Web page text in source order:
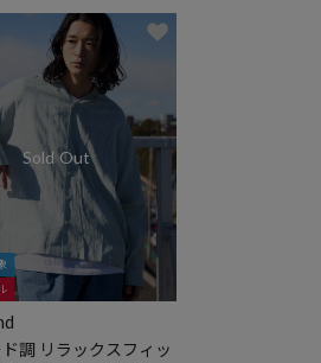
調 リラックスフィッ